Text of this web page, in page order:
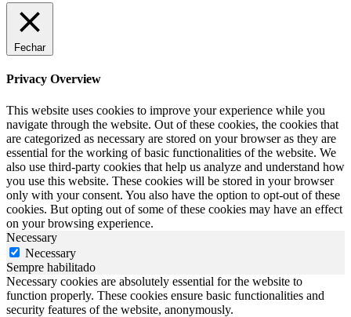
Fechar
Privacy Overview
This website uses cookies to improve your experience while you
navigate through the website. Out of these cookies, the cookies that
are categorized as necessary are stored on your browser as they are
essential for the working of basic functionalities of the website. We
also use third-party cookies that help us analyze and understand how
you use this website. These cookies will be stored in your browser
only with your consent. You also have the option to opt-out of these
cookies. But opting out of some of these cookies may have an effect
on your browsing experience.
Necessary
Necessary
Sempre habilitado
Necessary cookies are absolutely essential for the website to
function properly. These cookies ensure basic functionalities and
security features of the website, anonymously.